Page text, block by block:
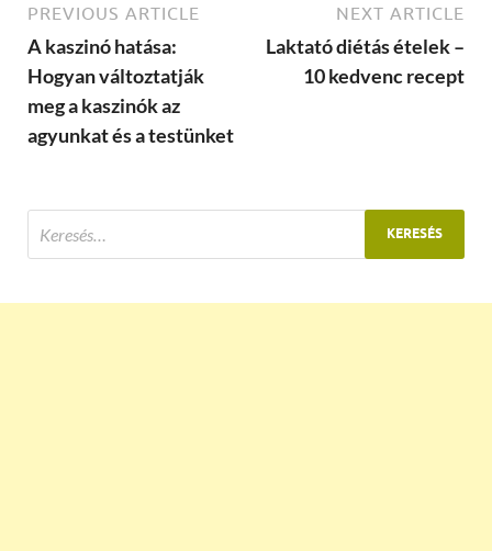
PREVIOUS ARTICLE
A kaszinó hatása:
Hogyan változtatják
meg a kaszinók az
agyunkat és a testünket
NEXT ARTICLE
Laktató diétás ételek –
10 kedvenc recept